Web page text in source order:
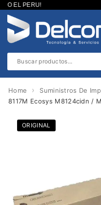
EL PERU!
Home › Suministros De
8117M Ecosys M8124cidn /
ORIGINAL